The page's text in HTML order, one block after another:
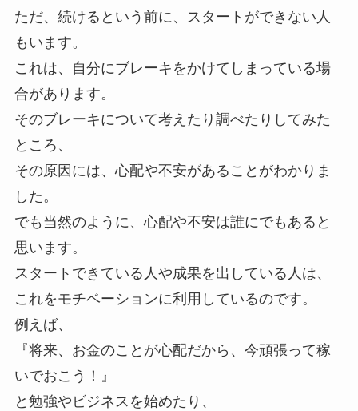
ただ、続けるという前に、スタートができない人
もいます。
これは、自分にブレーキをかけてしまっている場
合があります。
そのブレーキについて考えたり調べたりしてみた
ところ、
その原因には、心配や不安があることがわかりま
した。
でも当然のように、心配や不安は誰にでもあると
思います。
スタートできている人や成果を出している人は、
これをモチベーションに利用しているのです。
例えば、
『将来、お金のことが心配だから、今頑張って稼
いでおこう！』
と勉強やビジネスを始めたり、